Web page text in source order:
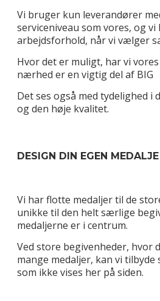
Vi bruger kun leverandører
serviceniveau som vores, og
arbejdsforhold, når vi vælger
Hvor det er muligt, har vi
nærhed er en vigtig del af BIG
Det ses også med tydelighed i
og den høje kvalitet.
DESIGN DIN EGEN MEDALJE
Vi har flotte medaljer til de
unikke til den helt særlige
medaljerne er i centrum.
Ved store begivenheder, hvor
mange medaljer, kan vi
som ikke vises her på siden.